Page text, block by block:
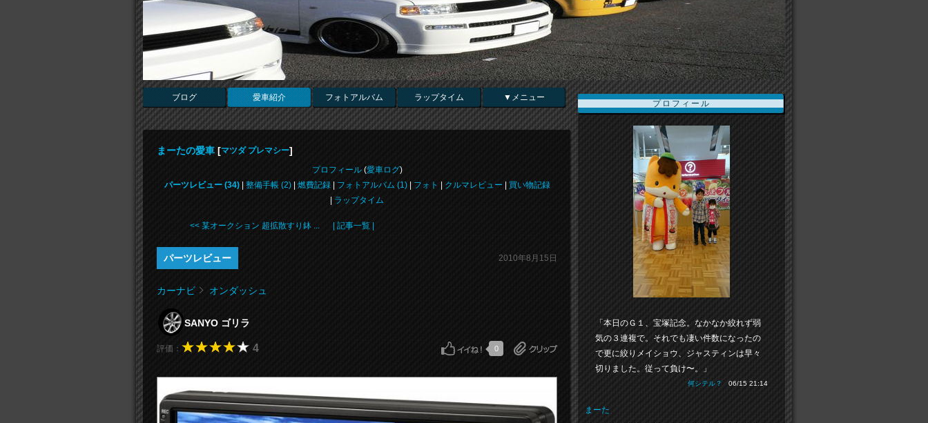
ブログ 愛車紹介 フォトアルバム ラップタイム ▼メニュー
まーたの愛車 [マツダ プレマシー]
プロフィール(愛車ログ)
パーツレビュー (34)| 整備手帳 (2)| 燃費記録| フォトアルバム (1)| フォト クルマレビュー
買い物記録
ラップタイム
<< 某オークション 超拡散すり鉢 ... | 記事一覧 |
パーツレビュー 2010年8月15日
カーナビ オンダッシュ
SANYO ゴリラ
評価： 4 0
プロフィール
「本日のＧ１、宝塚記念。なかなか絞れず弱
気の３連複で。それでも凄い件数になったの
で更に絞りメイショウ、ジャスティンは早々
切りました。従って負け〜。」
何シテル？ 06/15 21:14
まーた